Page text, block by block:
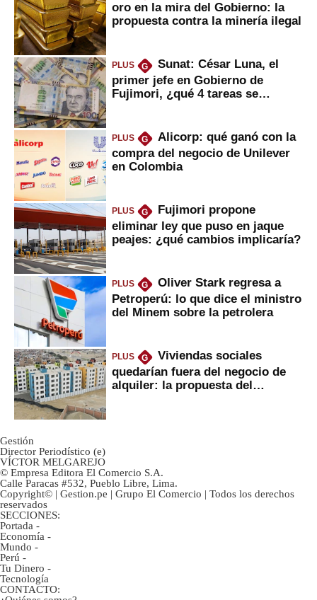
oro en la mira del Gobierno: la
propuesta contra la minería ilegal
PLUS G
Sunat: César Luna, el
primer jefe en Gobierno de
Fujimori, ¿qué 4 tareas se
PLUS G
Alicorp: qué ganó con la
compra del negocio de Unilever
en Colombia
PLUS G
Fujimori propone
eliminar ley que puso en jaque
peajes: ¿qué cambios implicaría?
PLUS G
Oliver Stark regresa a
Petroperú: lo que dice el ministro
del Minem sobre la petrolera
PLUS G
Viviendas sociales
quedarían fuera del negocio de
alquiler: la propuesta del
Gestión
Director Periodístico (e)
VÍCTOR MELGAREJO
© Empresa Editora El Comercio S.A.
Calle Paracas #532, Pueblo Libre, Lima.
Copyright© | Gestion.pe | Grupo El Comercio | Todos los derechos
reservados
SECCIONES:
Portada -
Economía -
Mundo -
Perú -
Tu Dinero -
Tecnología
CONTACTO: